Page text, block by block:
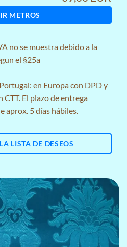
METROS
no se muestra debido a la
el §25a
en Europa con DPD y
El plazo de entrega
aprox. 5 días hábiles.
LISTA DE DESEOS